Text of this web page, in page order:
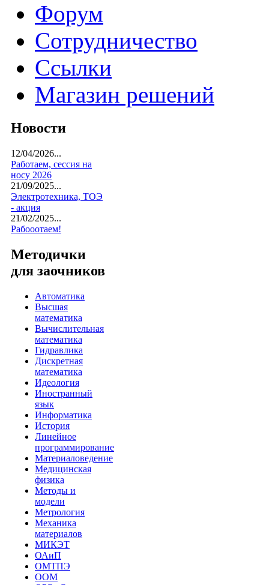
Форум
Сотрудничество
Ссылки
Магазин решений
Новости
12/04/2026...
Работаем, сессия на
носу 2026
21/09/2025...
Электротехника, ТОЭ
- акция
21/02/2025...
Рабооотаем!
Методички
для заочников
Автоматика
Высшая
математика
Вычислительная
математика
Гидравлика
Дискретная
математика
Идеология
Иностранный
язык
Информатика
История
Линейное
программирование
Материаловедение
Медицинская
физика
Методы и
модели
Метрология
Механика
материалов
МИКЭТ
ОАиП
ОМТПЭ
ООМ